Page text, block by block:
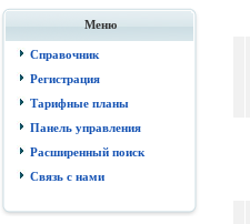
Меню
Справочник
Регистрация
Тарифные планы
Панель управления
Расширенный поиск
Связь с нами